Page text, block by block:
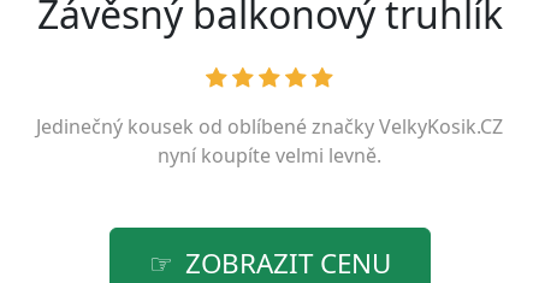
Závěsný balkonový truhlík
Jedinečný kousek od oblíbené značkyVelkyKosik.CZ
nyní koupíte velmi levně.
ZOBRAZIT CENU